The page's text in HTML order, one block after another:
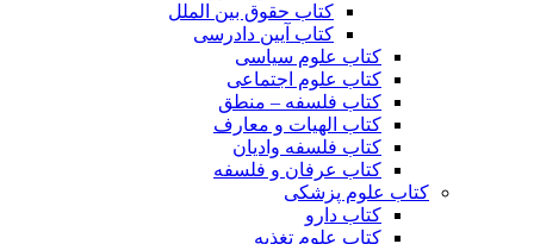
کتاب حقوق بین الملل
کتاب آیین دادرسی
کتاب علوم سیاسی
کتاب علوم اجتماعی
کتاب فلسفه – منطق
کتاب الهیات و معارف
کتاب فلسفه وادیان
کتاب عرفان و فلسفه
کتاب علوم پزشکی
کتاب دارو
کتاب علوم تغذیه